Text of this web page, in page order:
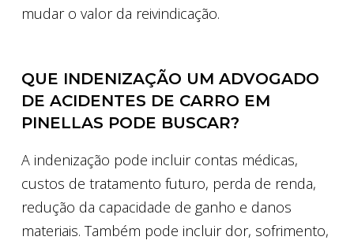
mudar o valor da reivindicação.
QUE INDENIZAÇÃO UM ADVOGADO
DE ACIDENTES DE CARRO EM
PINELLAS PODE BUSCAR?
A indenização pode incluir contas médicas,
custos de tratamento futuro, perda de renda,
redução da capacidade de ganho e danos
materiais. Também pode incluir dor, sofrimento,